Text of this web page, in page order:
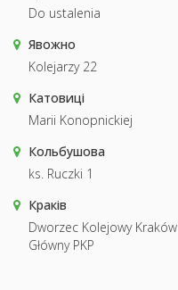
Do ustalenia
Явожно
Kolejarzy 22
Катовиці
Marii Konopnickiej
Кольбушова
ks. Ruczki 1
Краків
Dworzec Kolejowy Kraków
Główny PKP